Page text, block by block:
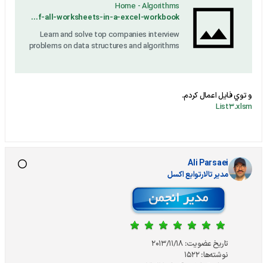
Home - Algorithms
http://excel-macro.tutorialhorizon.com/vba-excel-get-the-names-of-all-worksheets-in-a-excel-workbook/
Learn and solve top companies interview
problems on data structures and algorithms
و توي فايل اعمال كردم.
List3.xlsm
Ali Parsaei
مدير تالارتوابع اکسل
تاریخ عضویت: 2013/11/18
نوشته‌ها:1522